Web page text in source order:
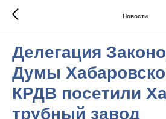
Новости
Делегация
Думы
КРДВ посетили
трубный завод